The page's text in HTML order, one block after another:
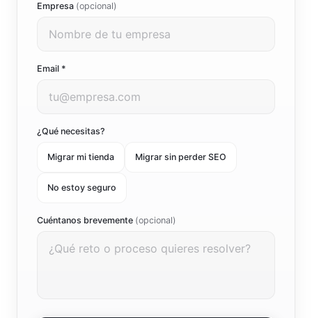
Empresa (opcional)
Email *
¿Qué necesitas?
Migrar mi tienda Migrar sin perder SEO
No estoy seguro
Cuéntanos brevemente (opcional)